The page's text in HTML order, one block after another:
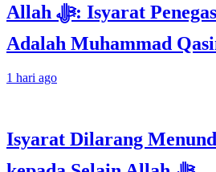
Allah ﷻ: Isyarat Penegasan Al Mahdi
Adalah Muhammad
1 hari ago
Isyarat Dilarang